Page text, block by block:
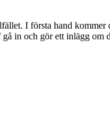
I första hand
in och gör ett inlägg om